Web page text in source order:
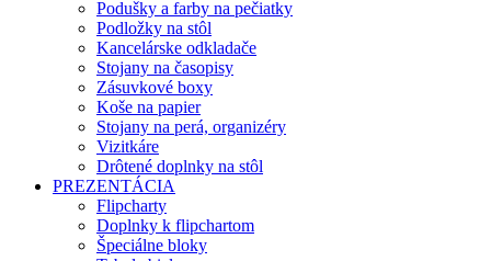
Podušky a farby na pečiatky
Podložky na stôl
Kancelárske odkladače
Stojany na časopisy
Zásuvkové boxy
Koše na papier
Stojany na perá, organizéry
Vizitkáre
Drôtené doplnky na stôl
PREZENTÁCIA
Flipcharty
Doplnky k flipchartom
Špeciálne bloky